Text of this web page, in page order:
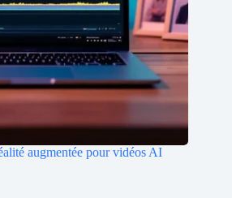
augmentée pour vidéos AI